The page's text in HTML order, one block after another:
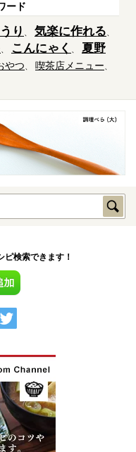
ード
り 気楽に作れる
こんにゃく
夏野
やつ
喫茶店メニュー
ピ検索できます！